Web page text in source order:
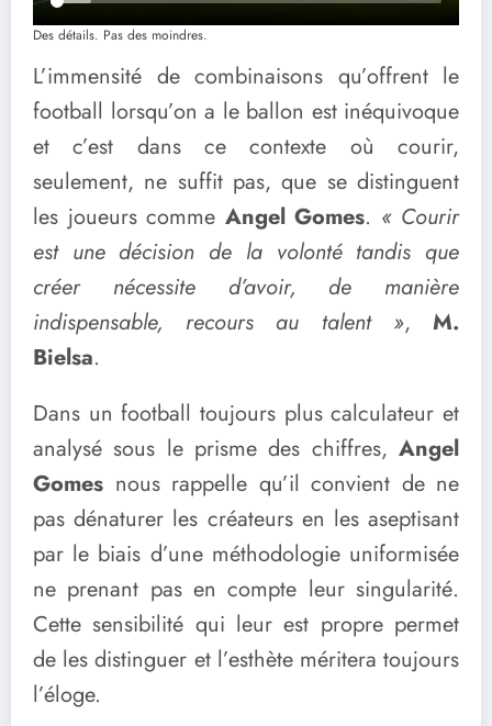
Des détails. Pas des moindres.
L’immensité de combinaisons qu’offrent le
football lorsqu’on a le ballon est inéquivoque
et c’est dans ce contexte où courir,
seulement, ne suffit pas, que se distinguent
les joueurs comme Angel Gomes. « Courir
est une décision de la volonté tandis que
créer nécessite d’avoir, de manière
indispensable, recours au talent »,M.
Bielsa.
Dans un football toujours plus calculateur et
analysé sous le prisme des chiffres, Angel
Gomes nous rappelle qu’il convient de ne
pas dénaturer les créateurs en les aseptisant
par le biais d’une méthodologie uniformisée
ne prenant pas en compte leur singularité.
Cette sensibilité qui leur est propre permet
de les distinguer et l’esthète méritera toujours
l’éloge.